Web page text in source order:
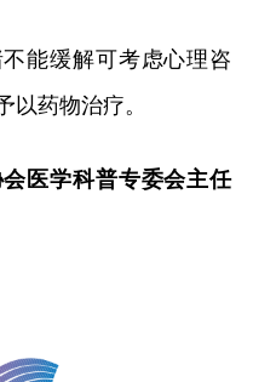
能缓解可考虑心理咨
以药物治疗。
医学科普专委会主任